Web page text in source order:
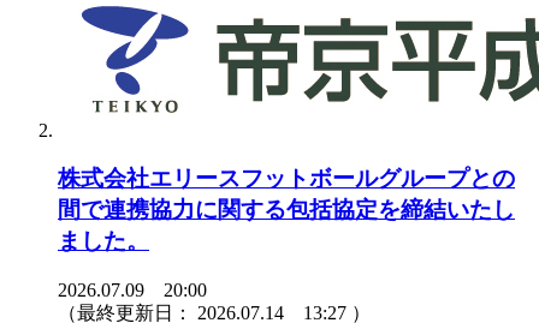
株式会社エリースフットボールグループとの
間で連携協力に関する包括協定を締結いたし
ました。
2026.07.09 20:00
（最終更新日： 2026.07.14 13:27 ）